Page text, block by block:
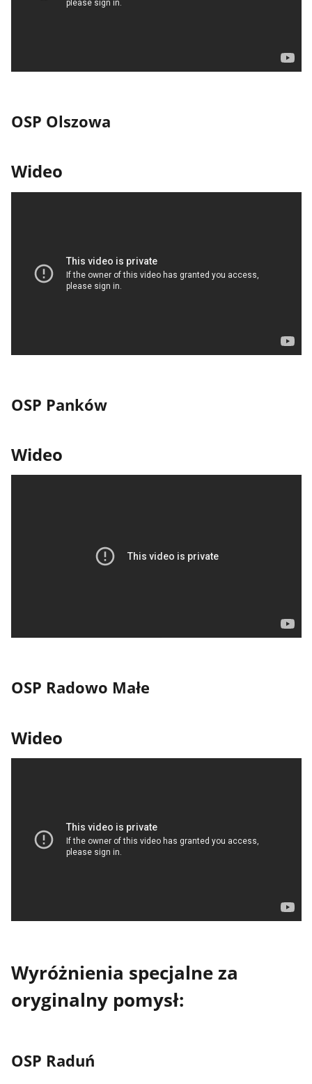
OSP Olszowa
Wideo
OSP Panków
Wideo
OSP Radowo Małe
Wideo
Wyróżnienia specjalne za
oryginalny pomysł:
OSP Raduń